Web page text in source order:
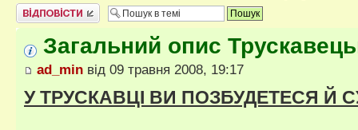
Відповісти
Загальний опис
ad_min від 09 травня 2008, 19:17
У ТРУСКАВЦІ ВИ ПОЗБУДЕТЕСЯ Й